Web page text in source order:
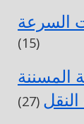
السرعة
(15)
المسننة
(27)